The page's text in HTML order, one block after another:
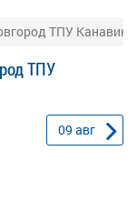
ТПУ
ТПУ
09 авг